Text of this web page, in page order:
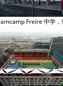
Freire 中学